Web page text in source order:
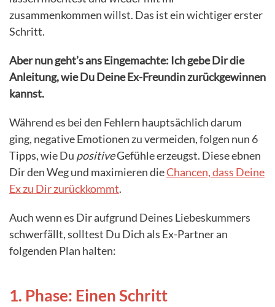
zusammenkommen willst. Das ist ein wichtiger erster
Schritt.
Aber nun geht’s ans Eingemachte: Ich gebe Dir die
Anleitung, wie Du Deine Ex-Freundin zurückgewinnen
kannst.
Während es bei den Fehlern hauptsächlich darum
ging, negative Emotionen zu vermeiden, folgen nun 6
Tipps, wie Du positiveGefühle erzeugst. Diese ebnen
Dir den Weg und maximieren dieChancen, dass Deine
Ex zu Dir zurückkommt.
Auch wenn es Dir aufgrund Deines Liebeskummers
schwerfällt, solltest Du Dich als Ex-Partner an
folgenden Plan halten:
1. Phase: Einen Schritt